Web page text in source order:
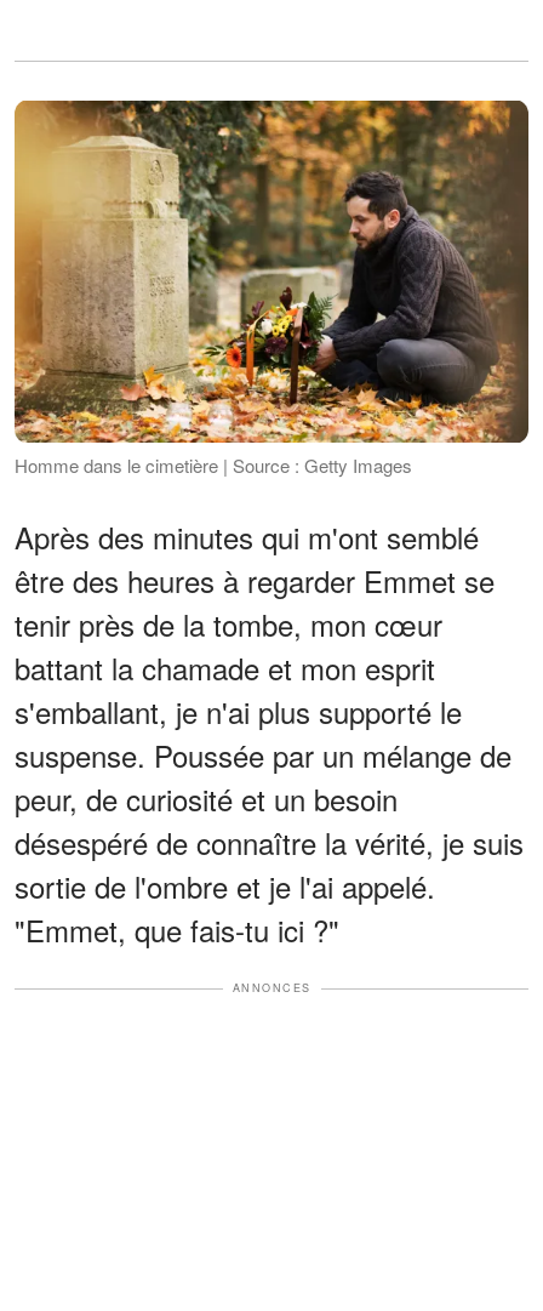
Homme dans le cimetière | Source : Getty Images
Après des minutes qui m'ont semblé
être des heures à regarder Emmet se
tenir près de la tombe, mon cœur
battant la chamade et mon esprit
s'emballant, je n'ai plus supporté le
suspense. Poussée par un mélange de
peur, de curiosité et un besoin
désespéré de connaître la vérité, je suis
sortie de l'ombre et je l'ai appelé.
"Emmet, que fais-tu ici ?"
ANNONCES